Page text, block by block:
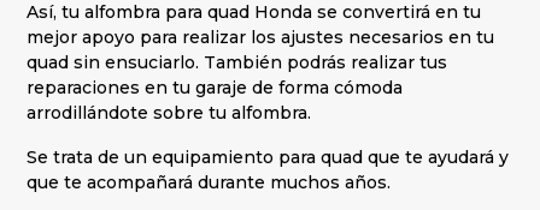
Así, tu alfombra para quad Honda se convertirá en tu
mejor apoyo para realizar los ajustes necesarios en tu
quad sin ensuciarlo. También podrás realizar tus
reparaciones en tu garaje de forma cómoda
arrodillándote sobre tu alfombra.
Se trata de un equipamiento para quad que te ayudará y
que te acompañará durante muchos años.